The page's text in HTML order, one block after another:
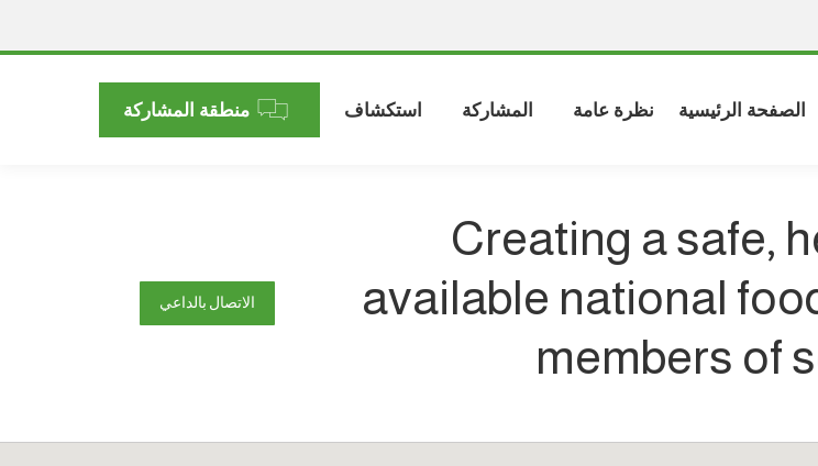
الصفحة الرئيسية نظرة عامة المشاركة استكشاف منطقة المشاركة
Creating a safe,
available national
members of
الاتصال بالداعي